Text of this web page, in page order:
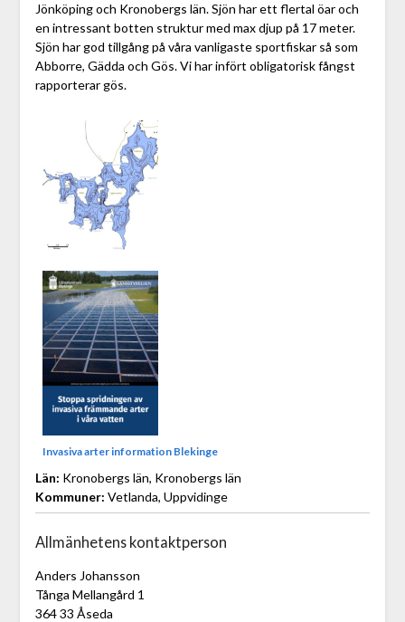
Jönköping och Kronobergs län. Sjön har ett flertal öar och
en intressant botten struktur med max djup på 17 meter.
Sjön har god tillgång på våra vanligaste sportfiskar så som
Abborre, Gädda och Gös. Vi har infört obligatorisk fångst
rapporterar gös.
Invasiva arter information Blekinge
Län: Kronobergs län, Kronobergs län
Kommuner: Vetlanda, Uppvidinge
Allmänhetens kontaktperson
Anders Johansson
Tånga Mellangård 1
364 33 Åseda